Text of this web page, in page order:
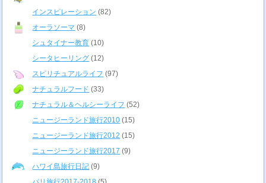
インスピレーション (82)
オーラソーマ (8)
シュタイナー教育 (10)
シータヒーリング (12)
スピリチュアルライフ (97)
ナチュラルフード (33)
ナチュラル＆ヘルシーライフ (52)
ニュージーランド旅行2010 (15)
ニュージーランド旅行2012 (15)
ニュージーランド旅行2017 (9)
ハワイ島旅行日記 (9)